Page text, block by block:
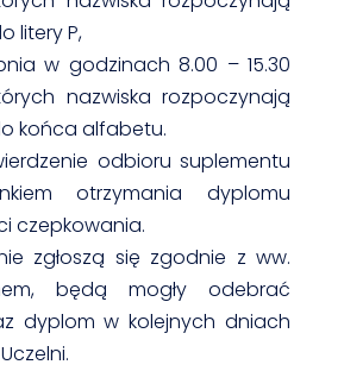
litery P,
w godzinach 8.00 – 15.30
nazwiska rozpoczynają
końca alfabetu.
odbioru suplementu
otrzymania dyplomu
czepkowania.
zgłoszą się zgodnie z ww.
będą mogły odebrać
dyplom w kolejnych dniach